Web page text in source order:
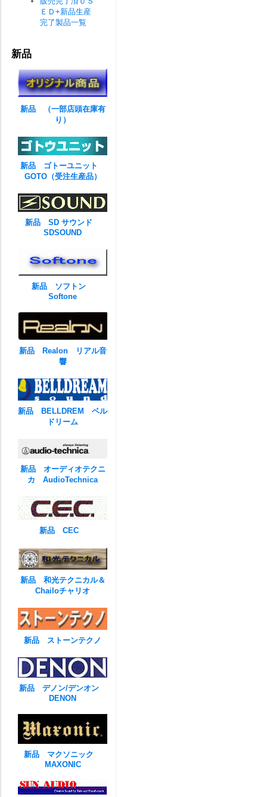
ＥＤ+新品生産
完了製品一覧
新品
新品 （一部店頭在庫有
り）
新品 ゴトーユニット
GOTO（受注生産品）
新品 SD サウンド
SDSOUND
新品 ソフトン
Softone
新品 Realon リアル音
響
新品 BELLDREM ベル
ドリーム
新品 オーディオテクニ
カ AudioTechnica
新品 CEC
新品 和光テクニカル＆
Chailoチャリオ
新品 ストーンテクノ
新品 デノン/デンオン
DENON
新品 マクソニック
MAXONIC